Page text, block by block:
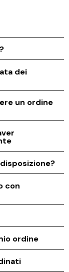
dei
un ordine
con
ordine